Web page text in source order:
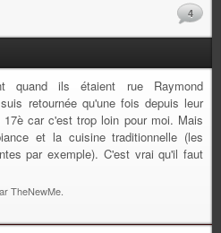
4
quand ils étaient rue Raymond
retournée qu'une fois depuis leur
car c'est trop loin pour moi. Mais
et la cuisine traditionnelle (les
par exemple). C'est vrai qu'il faut
TheNewMe.